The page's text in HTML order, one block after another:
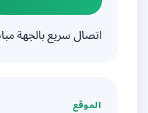
اتصال سريع بالجهة
الموقع